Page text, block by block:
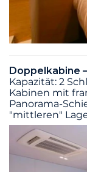
Doppelkabine
Kapazität: 2
Kabinen mit
Panorama-
"mittleren"